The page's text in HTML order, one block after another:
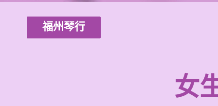
福州琴行
女